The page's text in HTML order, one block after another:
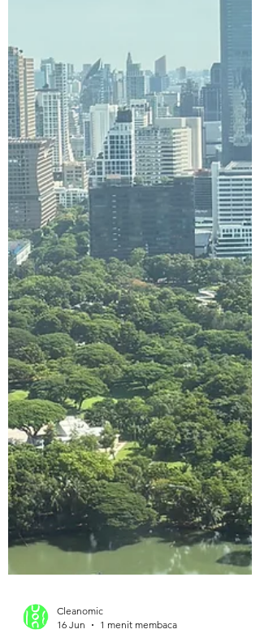
Exchange rules. Trading volume is still
thin, but the infrastructure is finally in
place, and carbon units are increasingly
treated as an asset class. The real test
ahead: making sure benefits and fraud
safeguards actually reach communities on
the ground.